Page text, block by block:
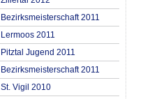
Bezirksmeisterschaft 2011
Lermoos 2011
Pitztal Jugend 2011
Bezirksmeisterschaft 2011
St. Vigil 2010